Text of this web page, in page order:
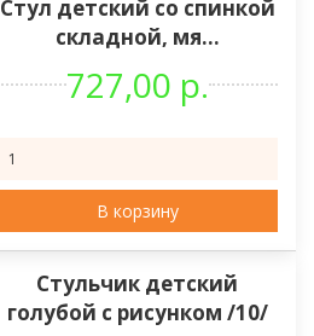
Стул детский со спинкой
складной, мя...
727,00 р.
В корзину
Стульчик детский
голубой с рисунком /10/